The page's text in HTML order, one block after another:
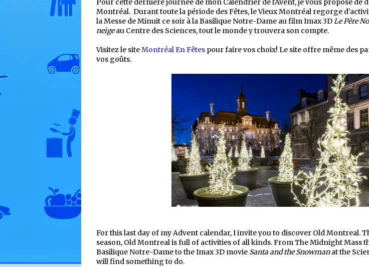
Pour cette dernière journée de mon Calendrier de l'Avent, je vous propose de
Montréal. Durant toute la période des Fêtes, le Vieux Montréal regorge
la Messe de Minuit ce soir à la Basilique Notre-Dame au film Imax 3DLe Père
neigeau Centre des Sciences, tout le monde y trouvera son compte.
Visitez le siteMontréal En Fêtes pour faire vos choix! Le site offre même des
vos goûts.
For this last day of my Advent calendar, I invite you to discover Old Montreal.
season, Old Montreal is full of activities of all kinds. From The Midnight Mass
Basilique Notre-Dame to the Imax 3D movie Santa and the Snowmanat the
will find something to do.